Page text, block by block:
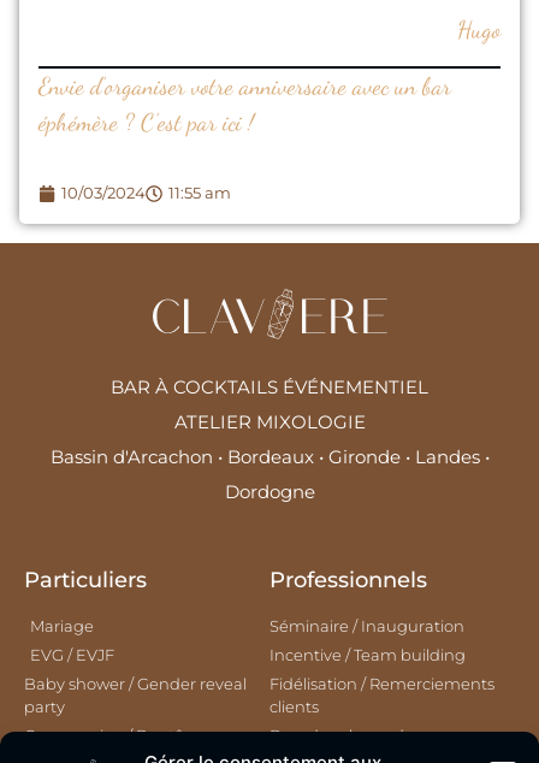
Hugo
Envie d’organiser votre anniversaire avec un bar
éphémère ? C’est par ici !
10/03/2024 11:55 am
BAR À COCKTAILS ÉVÉNEMENTIEL
ATELIER MIXOLOGIE
Bassin d'Arcachon • Bordeaux • Gironde • Landes •
Dordogne
Particuliers
Mariage
EVG / EVJF
Baby shower / Gender reveal
party
Communion / Baptême
Professionnels
Séminaire / Inauguration
Incentive / Team building
Fidélisation / Remerciements
clients
Brand ambassador